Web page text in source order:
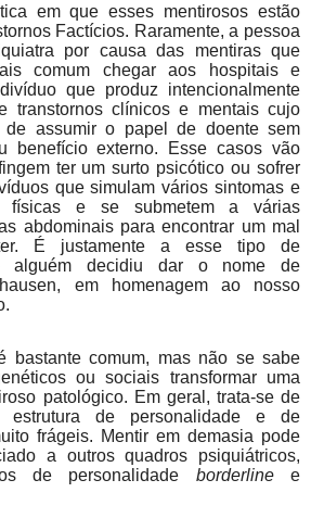
em que esses mentirosos estão
Factícios. Raramente, a pessoa
por causa das mentiras que
comum chegar aos hospitais e
que produz intencionalmente
transtornos clínicos e mentais cujo
assumir o papel de doente sem
benefício externo. Esse casos vão
ter um surto psicótico ou sofrer
que simulam vários sintomas e
físicas e se submetem a várias
abdominais para encontrar um mal
É justamente a esse tipo de
alguém decidiu dar o nome de
em homenagem ao nosso
bastante comum, mas não se sabe
ou sociais transformar uma
patológico. Em geral, trata-se de
estrutura de personalidade e de
frágeis. Mentir em demasia pode
a outros quadros psiquiátricos,
de personalidade borderlinee